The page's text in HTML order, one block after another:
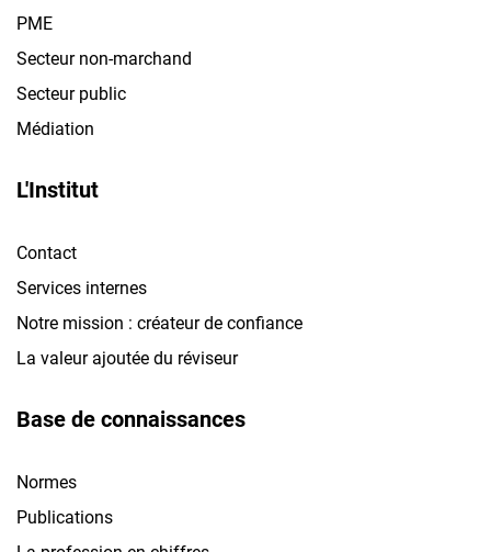
PME
Secteur non-marchand
Secteur public
Médiation
L'Institut
Contact
Services internes
Notre mission : créateur de confiance
La valeur ajoutée du réviseur
Base de connaissances
Normes
Publications